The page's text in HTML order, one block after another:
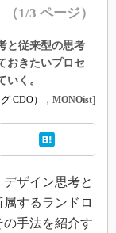
（1/3 ページ）
と従来型の思考
おきたいプロセ
く。
CDO） ， MONOist]
ザイン思考と
するランドロ
手法を紹介す